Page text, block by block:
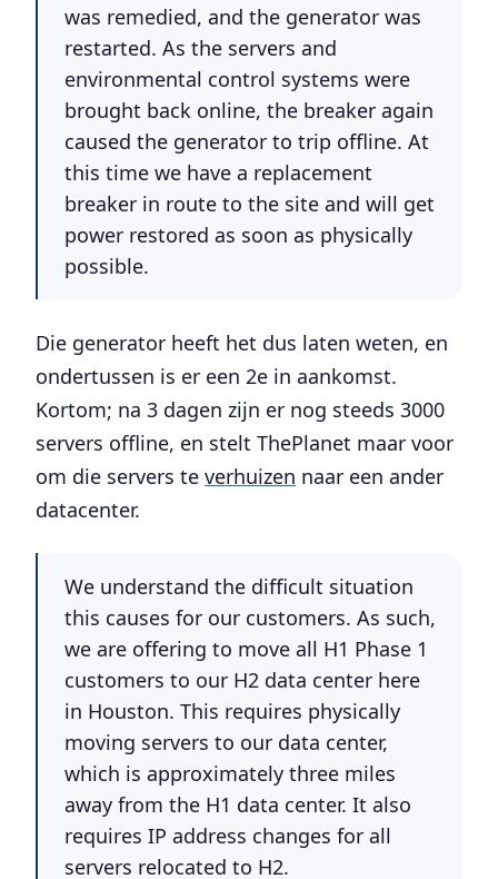
was remedied, and the generator was
restarted. As the servers and
environmental control systems were
brought back online, the breaker again
caused the generator to trip offline. At
this time we have a replacement
breaker in route to the site and will get
power restored as soon as physically
possible.
Die generator heeft het dus laten weten, en
ondertussen is er een 2e in aankomst.
Kortom; na 3 dagen zijn er nog steeds 3000
servers offline, en stelt ThePlanet maar voor
om die servers te verhuizen naar een ander
datacenter.
We understand the difficult situation
this causes for our customers. As such,
we are offering to move all H1 Phase 1
customers to our H2 data center here
in Houston. This requires physically
moving servers to our data center,
which is approximately three miles
away from the H1 data center. It also
requires IP address changes for all
servers relocated to H2.